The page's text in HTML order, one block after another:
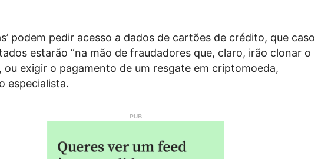
podem pedir acesso a dados de cartões de crédito, que caso
estarão “na mão de fraudadores que, claro, irão clonar o
ou exigir o pagamento de um resgate em criptomoeda,
especialista.